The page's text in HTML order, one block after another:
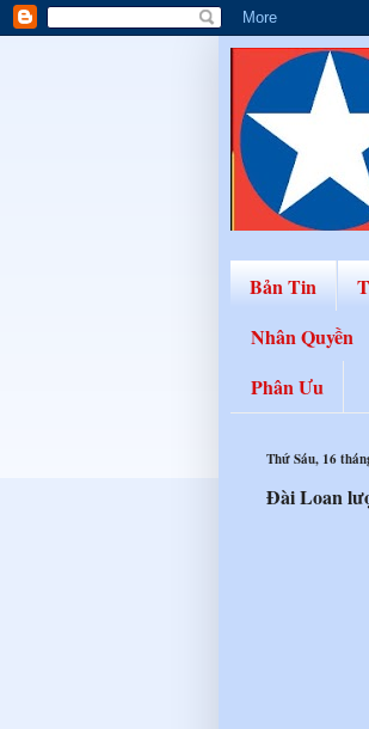
Bản Tin
Nhân Quyền
Phân Ưu
Thứ Sáu, 16
Đài Loan